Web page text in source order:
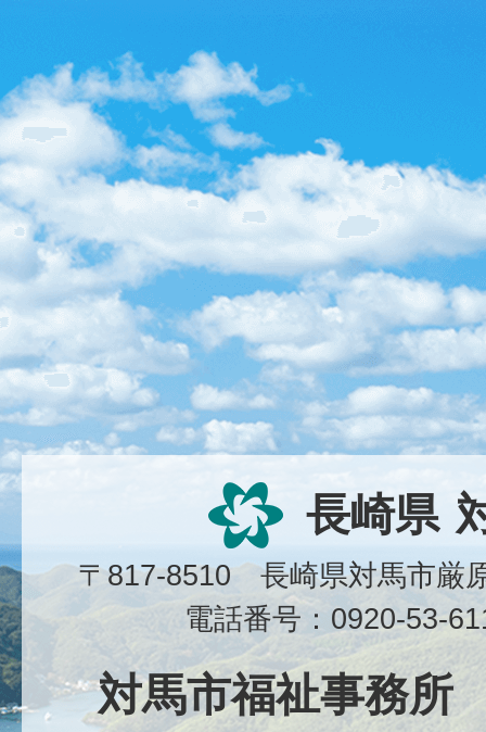
長崎県
〒817-8510 長崎県対馬市
電話番号：0920-53-
対馬市福祉事務所